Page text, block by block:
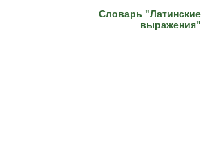
Словарь "Латинские
выражения"